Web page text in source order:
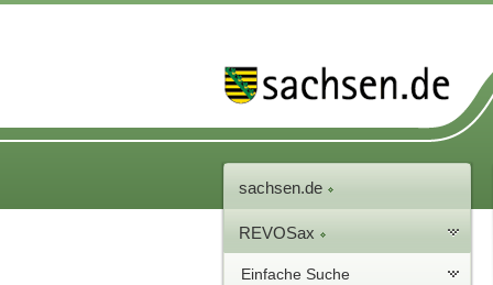
sachsen.de
REVOSax
Einfache Suche